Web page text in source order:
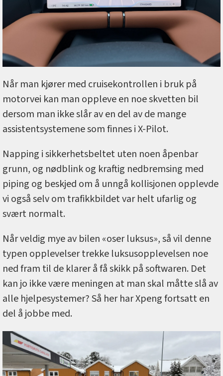
Når man kjører med cruisekontrollen i bruk på
motorvei kan man oppleve en noe skvetten bil
dersom man ikke slår av en del av de mange
assistentsystemene som finnes i X-Pilot.
Napping i sikkerhetsbeltet uten noen åpenbar
grunn, og nødblink og kraftig nedbremsing med
piping og beskjed om å unngå kollisjonen opplevde
vi også selv om trafikkbildet var helt ufarlig og
svært normalt.
Når veldig mye av bilen «oser luksus», så vil denne
typen opplevelser trekke luksusopplevelsen noe
ned fram til de klarer å få skikk på softwaren. Det
kan jo ikke være meningen at man skal måtte slå av
alle hjelpesystemer? Så her har Xpeng fortsatt en
del å jobbe med.